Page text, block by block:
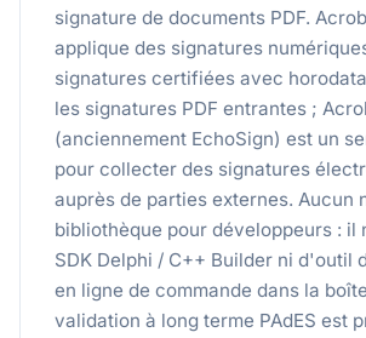
signature de documents PDF.
applique des signatures
signatures certifiées avec
les signatures PDF entrantes ;
(anciennement EchoSign) est un
pour collecter des signatures
auprès de parties externes. Aucun
bibliothèque pour développeurs : il
SDK Delphi / C++ Builder ni d'outil
en ligne de commande dans la
validation à long terme PAdES est